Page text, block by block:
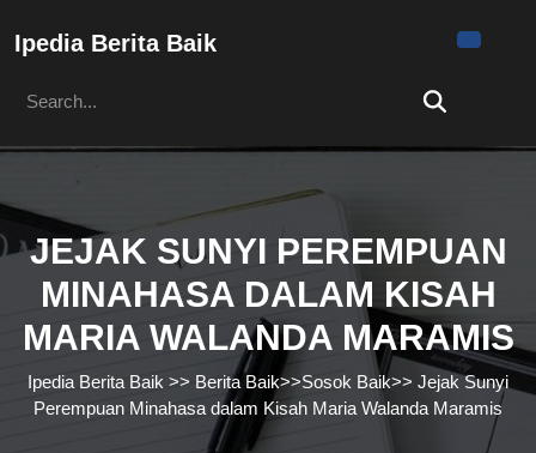
Ipedia Berita Baik
for:
JEJAK SUNYI PEREMPUAN
MINAHASA DALAM KISAH
MARIA WALANDA MARAMIS
Ipedia Berita Baik >> Berita Baik>>Sosok Baik>> Jejak Sunyi
Perempuan Minahasa dalam Kisah Maria Walanda Maramis